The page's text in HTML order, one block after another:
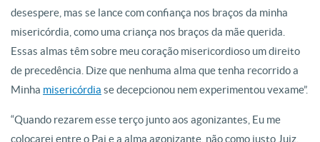
desespere, mas se lance com confiança nos braços da minha
misericórdia, como uma criança nos braços da mãe querida.
Essas almas têm sobre meu coração misericordioso um direito
de precedência. Dize que nenhuma alma que tenha recorrido a
Minha misericórdia se decepcionou nem experimentou vexame”.
“Quando rezarem esse terço junto aos agonizantes, Eu me
colocarei entre o Pai e a alma agonizante, não como justo Juiz,